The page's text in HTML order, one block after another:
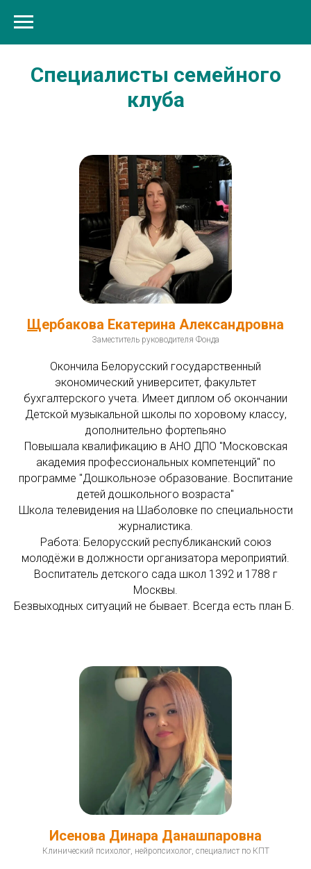
Специалисты семейного
клуба
Щербакова Екатерина Александровна
Заместитель руководителя Фонда
Окончила Белорусский государственный
экономический университет, факультет
бухгалтерского учета. Имеет диплом об окончании
Детской музыкальной школы по хоровому классу,
дополнительно фортепьяно
Повышала квалификацию в АНО ДПО "Московская
академия профессиональных компетенций" по
программе "Дошкольноэе образование. Воспитание
детей дошкольного возраста"
Школа телевидения на Шаболовке по специальности
журналистика.
Работа: Белорусский республиканский союз
молодёжи в должности организатора мероприятий.
Воспитатель детского сада школ 1392 и 1788 г
Москвы.
Безвыходных ситуаций не бывает. Всегда есть план Б.
Исенова Динара Данашпаровна
Клинический психолог, нейропсихолог, специалист по КПТ